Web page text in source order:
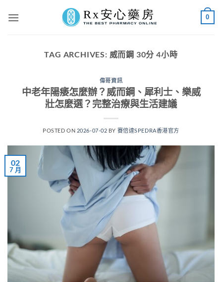
0
TAG ARCHIVES: 威而鋼 30分 4小時
偉哥資訊
中老年陽痿怎麼辦？威而鋼、犀利士、樂威
壯怎麼選？完整治療與生活建議
POSTED ON 2026-07-02 BY 賽倍達SPEDRA香港官方
02
7 月